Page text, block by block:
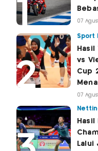
07
Sport
vs
Cup
07
Hasil
Lalui